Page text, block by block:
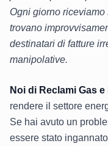
Ogni giorno
trovano
destinatari di fatture
manipolative.
Noi di Reclami Gas
rendere il settore
Se hai avuto un
essere stato